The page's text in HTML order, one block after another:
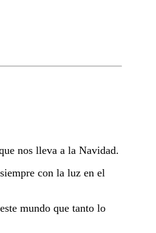
nos lleva a la Navidad.
con la luz en el
mundo que tanto lo